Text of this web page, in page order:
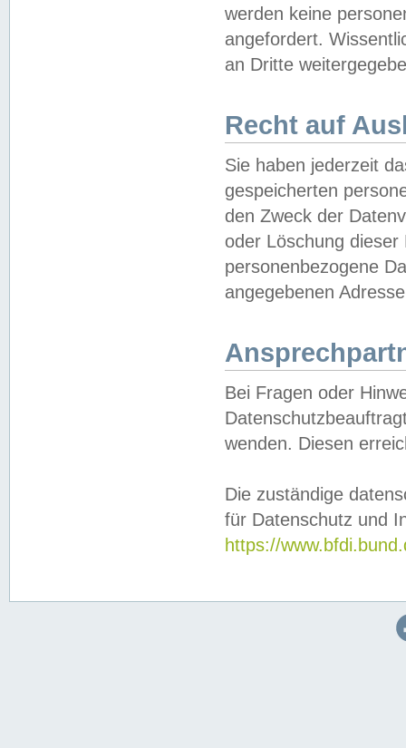
werden keine
angefordert.
an Dritte
Recht auf
Sie haben jederzeit
gespeicherten
den Zweck der
oder Löschung
personenbezogene
angegebenen
Bei Fragen oder
wenden. Diesen
Die zuständige
für Datenschutz und
https://